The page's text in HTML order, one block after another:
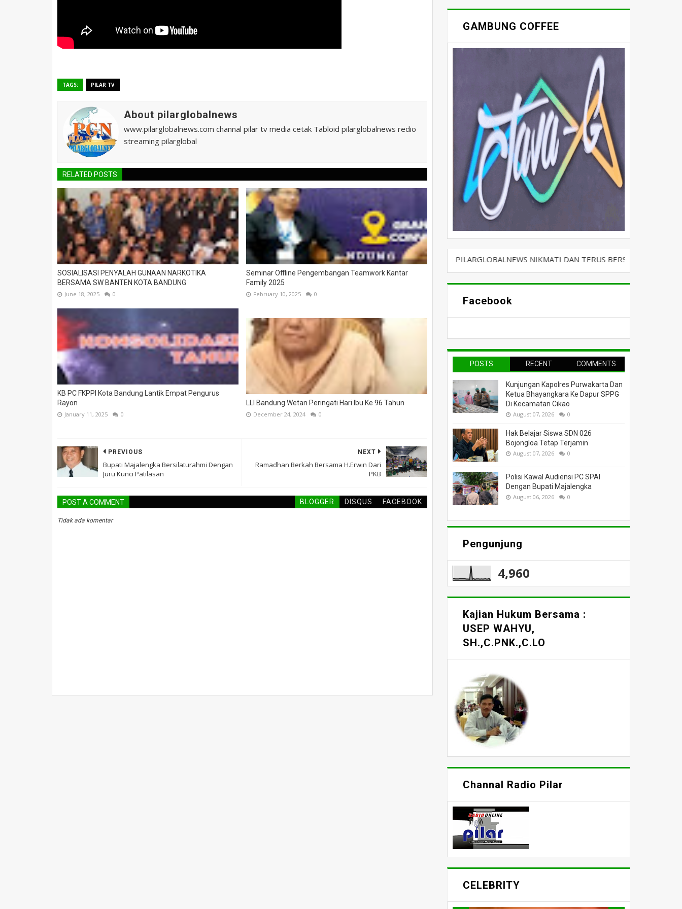
TAGS: PILAR TV
About pilarglobalnews
www.pilarglobalnews.com channal pilar tv media cetak Tabloid pilarglobalnews redio
streaming pilarglobal
RELATED POSTS
SOSIALISASI PENYALAH GUNAAN NARKOTIKA
BERSAMA SW BANTEN KOTA BANDUNG
June 18, 2025 0
Seminar Offline Pengembangan Teamwork Kantar
Family 2025
February 10, 2025 0
KB PC FKPPI Kota Bandung Lantik Empat Pengurus
Rayon
January 11, 2025 0
LLI Bandung Wetan Peringati Hari Ibu Ke 96 Tahun
December 24, 2024 0
NEXT
Ramadhan Berkah Bersama H.Erwin Dari
PKB
PREVIOUS
Bupati Majalengka Bersilaturahmi Dengan
Juru Kunci Patilasan
POST A COMMENT BLOGGER DISQUS FACEBOOK
Tidak ada komentar
GAMBUNG COFFEE
SELAMAT DATANG DI PILARGLOBALNEWS NIKMATI DAN TERUS BERSELANCAR DENGAN KABAR
Facebook
POSTS RECENT COMMENTS
Kunjungan Kapolres Purwakarta Dan
Ketua Bhayangkara Ke Dapur SPPG
Di Kecamatan Cikao
August 07, 2026 0
Hak Belajar Siswa SDN 026
Bojongloa Tetap Terjamin
August 07, 2026 0
Polisi Kawal Audiensi PC SPAI
Dengan Bupati Majalengka
August 06, 2026 0
Pengunjung
4,960
Kajian Hukum Bersama :
USEP WAHYU,
SH.,C.PNK.,C.LO
Channal Radio Pilar
CELEBRITY